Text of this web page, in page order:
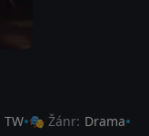
TW 🎭 Žánr: Drama